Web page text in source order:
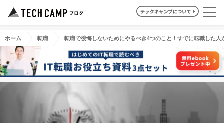
ホーム 転職 転職で後悔しないためにやるべき4つのこと！すでに転職した人